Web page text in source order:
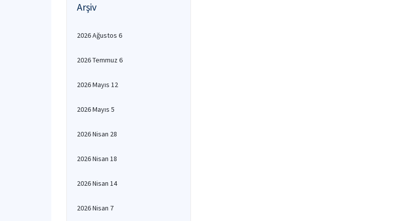
Arşiv
2026 Ağustos 6
2026 Temmuz 6
2026 Mayıs 12
2026 Mayıs 5
2026 Nisan 28
2026 Nisan 18
2026 Nisan 14
2026 Nisan 7